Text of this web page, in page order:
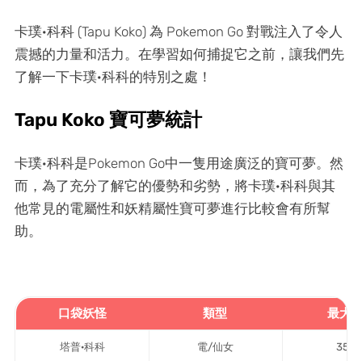
卡璞·科科 (Tapu Koko) 為 Pokemon Go 對戰注入了令人
震撼的力量和活力。在學習如何捕捉它之前，讓我們先
了解一下卡璞·科科的特別之處！
Tapu Koko 寶可夢統計
卡璞·科科是Pokemon Go中一隻用途廣泛的寶可夢。然
而，為了充分了解它的優勢和劣勢，將卡璞·科科與其
他常見的電屬性和妖精屬性寶可夢進行比較會有所幫
助。
口袋妖怪 類型 最大
塔普·科科 電/仙女 3582